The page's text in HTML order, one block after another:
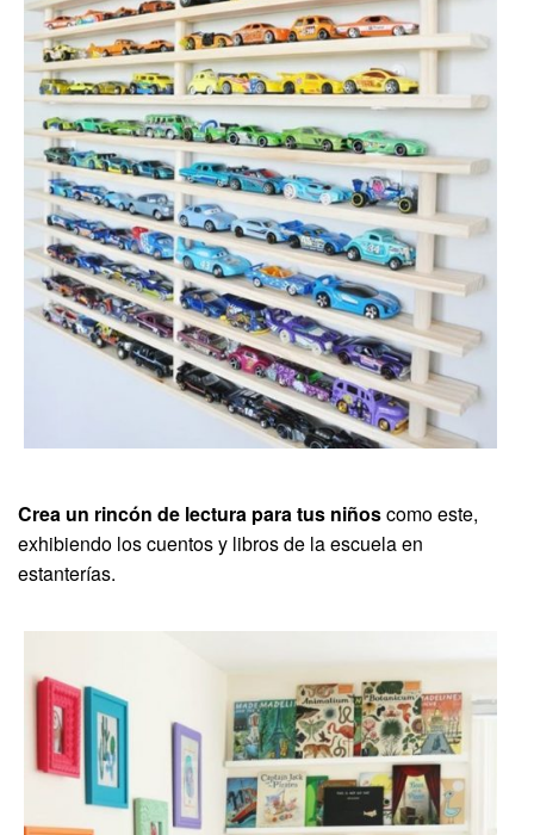
Crea un rincón de lectura para tus niñoscomo este,
exhibiendo los cuentos y libros de la escuela en
estanterías.